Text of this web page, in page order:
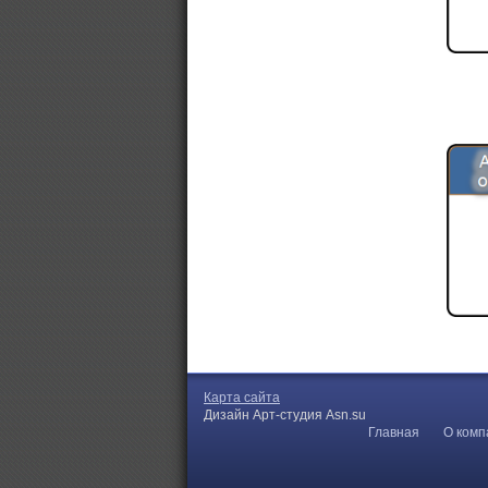
Карта сайта
Дизайн Арт-студия Asn.su
Главная
О